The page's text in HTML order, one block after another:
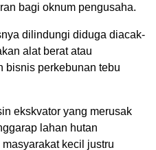
bagi oknum pengusaha.
dilindungi diduga diacak-
alat berat atau
bisnis perkebunan tebu
ekskvator yang merusak
lahan hutan
kecil justru